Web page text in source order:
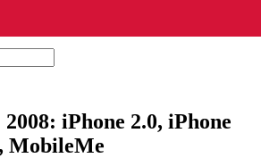
iPhone 2.0, iPhone
MobileMe